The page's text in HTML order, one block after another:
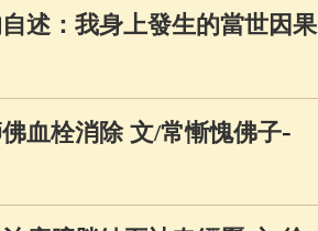
述：我身上發生的當世因果
血栓消除 文/常慚愧佛子-